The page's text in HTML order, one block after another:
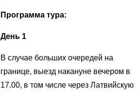
Программа тура:
День 1
В случае больших очередей на
границе, выезд накануне вечером в
17.00, в том числе через Латвийскую